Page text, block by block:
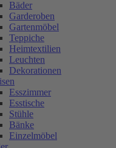
Bäder
Garderoben
Gartenmöbel
Teppiche
Heimtextilien
Leuchten
Dekorationen
Esszimmer
Esstische
Stühle
Bänke
Einzelmöbel